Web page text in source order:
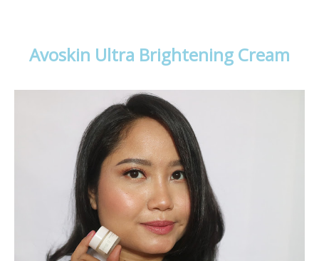
Avoskin Ultra Brightening Cream